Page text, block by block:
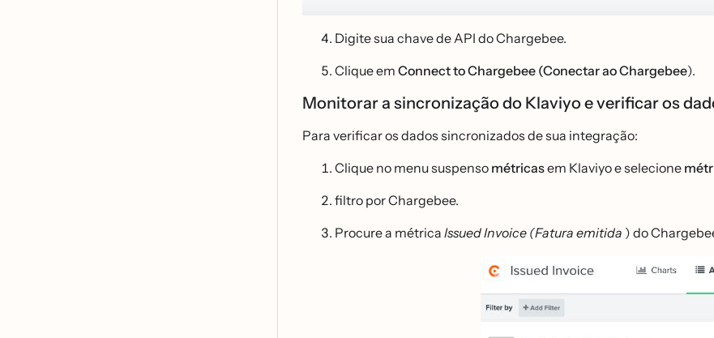
Digite sua chave de API do Chargebee.
Clique em Connect to Chargebee (Conectar ao Chargebee).
Monitorar a sincronização do Klaviyo e verificar os
Para verificar os dados sincronizados de sua integração:
Clique no menu suspenso métricasem Klaviyo e selecione
filtro por Chargebee.
Procure a métrica Issued Invoice (Fatura emitida ) do